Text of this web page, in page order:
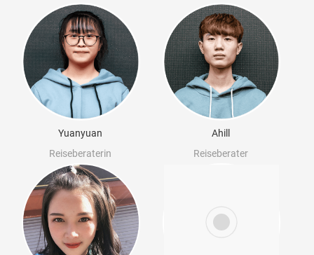
Yuanyuan
Reiseberaterin
Ahill
Reiseberater